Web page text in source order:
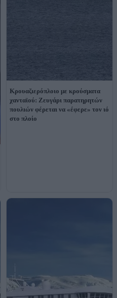
Κρουαζιερόπλοιο με κρούσματα
χανταϊού: Ζευγάρι παρατηρητών
πουλιών φέρεται να «έφερε» τον ιό
στο πλοίο